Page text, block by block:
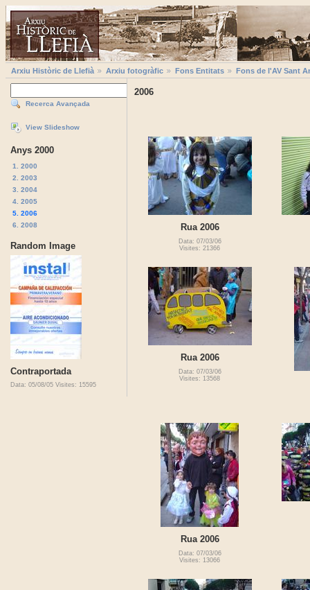
Arxiu Històric de Llefià Arxiu fotogràfic Fons Entitats Fons de l'AV Sant
Recerca Avançada
View Slideshow
Anys 2000
1. 2000
2. 2003
3. 2004
4. 2005
5. 2006
6. 2008
Random Image
Contraportada
Data: 05/08/05 Visites: 15595
2006
Rua 2006
Data: 07/03/06
Visites: 21366
Rua 2006
Data: 07/03/06
Visites: 13568
Rua 2006
Data: 07/03/06
Visites: 13066